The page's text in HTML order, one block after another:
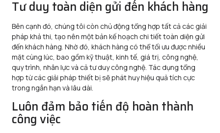
Tư duy toàn diện gửi đến khách hàng
Bên cạnh đó, chúng tôi còn chủ động tổng hợp tất cả các giải
pháp khả thi, tạo nên một bản kế hoạch chi tiết toàn diện gửi
đến khách hàng. Nhờ đó, khách hàng có thể tối ưu được nhiều
mặt cùng lúc, bao gồm kỹ thuật, kinh tế, giá trị, công nghệ,
quy trình, nhân lực và cả tư duy công nghệ. Tác dụng tổng
hợp từ các giải pháp thiết bị sẽ phát huy hiệu quả tích cực
trong ngắn hạn và lâu dài.
Luôn đảm bảo tiến độ hoàn thành
công việc